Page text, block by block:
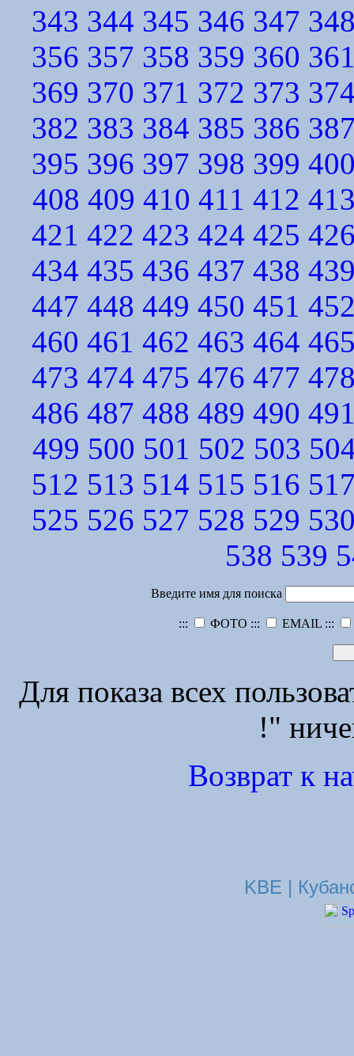
343 344 345 346 347
356 357 358 359 360
369 370 371 372 373
382 383 384 385 386
395 396 397 398 399
408 409 410 411 412
421 422 423 424 425
434 435 436 437 438
447 448 449 450 451
460 461 462 463 464
473 474 475 476 477
486 487 488 489 490
499 500 501 502 503
512 513 514 515 516
525 526 527 528 529
538 539
Введите имя для поиска
::: ФОТО ::: EMAIL :::
Для показа всех
!"
Возврат к
KBE |